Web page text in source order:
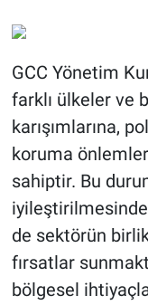
GCC Yönetim
farklı ülkeler ve
karışımlarına,
koruma
sahiptir. Bu
de sektörün
fırsatlar
bölgesel